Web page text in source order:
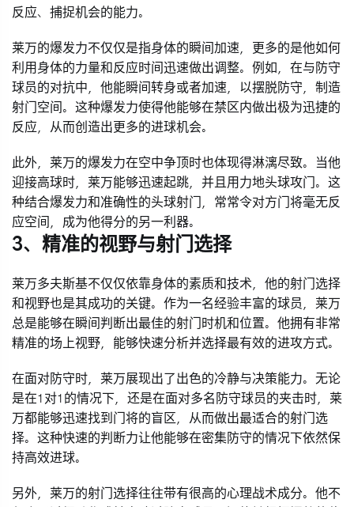
反应、捕捉机会的能力。
莱万的爆发力不仅仅是指身体的瞬间加速，更多的是他如何
利用身体的力量和反应时间迅速做出调整。例如，在与防守
球员的对抗中，他能瞬间转身或者加速，以摆脱防守，制造
射门空间。这种爆发力使得他能够在禁区内做出极为迅捷的
反应，从而创造出更多的进球机会。
此外，莱万的爆发力在空中争顶时也体现得淋漓尽致。当他
迎接高球时，莱万能够迅速起跳，并且用力地头球攻门。这
种结合爆发力和准确性的头球射门，常常令对方门将毫无反
应空间，成为他得分的另一利器。
3、精准的视野与射门选择
莱万多夫斯基不仅仅依靠身体的素质和技术，他的射门选择
和视野也是其成功的关键。作为一名经验丰富的球员，莱万
总是能够在瞬间判断出最佳的射门时机和位置。他拥有非常
精准的场上视野，能够快速分析并选择最有效的进攻方式。
在面对防守时，莱万展现出了出色的冷静与决策能力。无论
是在1对1的情况下，还是在面对多名防守球员的夹击时，莱
万都能够迅速找到门将的盲区，从而做出最适合的射门选
择。这种快速的判断力让他能够在密集防守的情况下依然保
持高效进球。
另外，莱万的射门选择往往带有很高的心理战术成分。他不